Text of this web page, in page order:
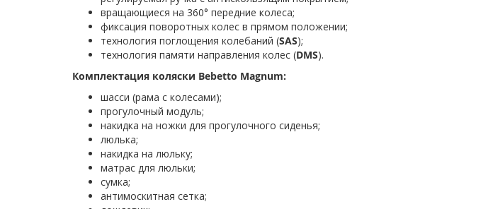
вращающиеся на 360° передние колеса;
фиксация поворотных колес в прямом положении;
технология поглощения колебаний (SAS);
технология памяти направления колес (DMS).
Комплектация коляски Bebetto Magnum:
шасси (рама с колесами);
прогулочный модуль;
накидка на ножки для прогулочного сиденья;
люлька;
накидка на люльку;
матрас для люльки;
сумка;
антимоскитная сетка;